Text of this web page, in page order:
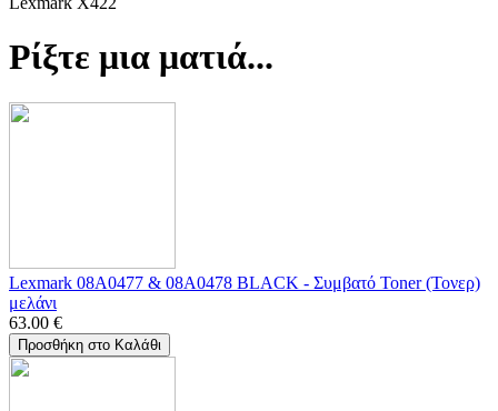
Ρίξτε μια ματιά...
Lexmark 08A0477 & 08A0478 BLACK - Συμβατό Toner (Τονερ)
μελάνι
63.00 €
Προσθήκη στο Καλάθι